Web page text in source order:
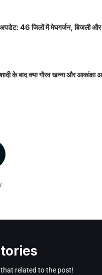
46 जिलों में मेघगर्जन, बिजली और
शादी के बाद क्या गौरव खन्ना और
related to the post!